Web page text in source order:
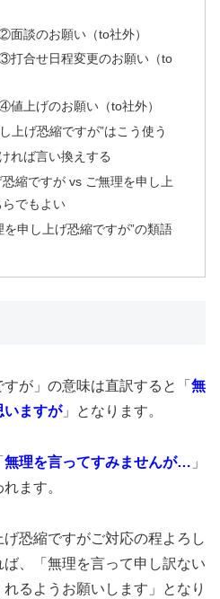
面談のお願い（to社外）
打合せ日程変更のお願い（to
値上げのお願い（to社外）
上げ恐縮ですが”はこう使う
れば言い換えする
縮ですが vs ご無理を申し上
らでもよい
を申し上げ恐縮ですが”の類語
が」の意味は直訳すると「 無
いますが」となります。
無理を言ってすみませんが… 」
ます。
恐縮ですがご対応の程よろし
、「無理を言って申し訳ない
るようお願いします」となり